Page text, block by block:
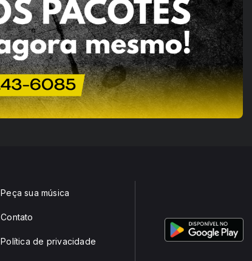
Peça sua música
Contato
Política de privacidade